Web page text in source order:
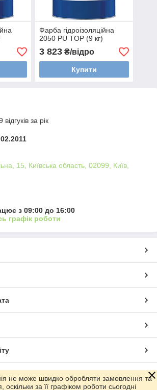
Фарба гідроізоляційна
2050 PU TOP (9 кг)
3 823₴/відро
Купити
за рік
15, Київська область, 02099, Київ,
з 09:00 до 16:00
графік роботи
маркетплейсіProm.ua
не може швидко обробляти замовлення та
оскільки за її графіком роботи сьогодні